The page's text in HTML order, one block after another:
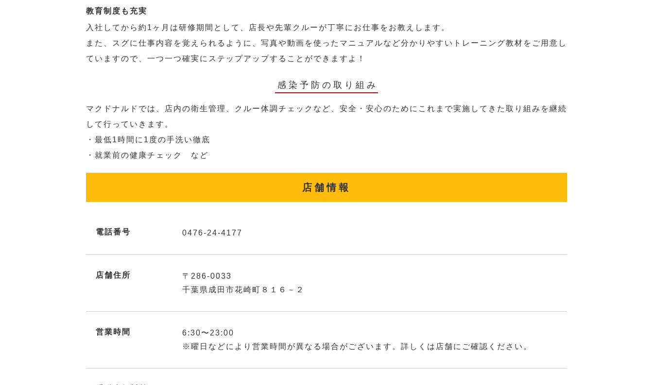
教育制度も充実
入社してから約1ヶ月は研修期間として、店長や先輩クルーが丁寧にお仕事をお教えします。
また、スグに仕事内容を覚えられるように、写真や動画を使ったマニュアルなど分かりやすいトレーニング教材をご用意し
ていますので、一つ一つ確実にステップアップすることができますよ！
感染予防の取り組み
マクドナルドでは、店内の衛生管理、クルー体調チェックなど、安全・安心のためにこれまで実施してきた取り組みを継続
して行っていきます。
・最低1時間に1度の手洗い徹底
・就業前の健康チェック など
店舗情報
電話番号 0476-24-4177
店舗住所
〒286-0033
千葉県成田市花崎町８１６－２
営業時間
6:30〜23:00
※曜日などにより営業時間が異なる場合がございます。詳しくは店舗にご確認ください。